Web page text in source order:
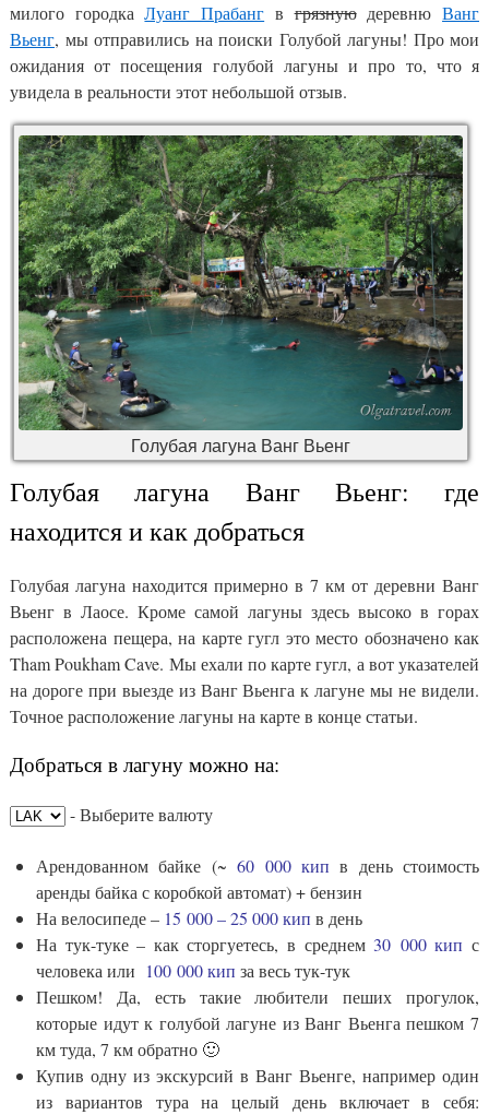
милого городкаЛуанг Прабанг вгрязнуюдеревнюВанг
Вьенг, мы отправились на поиски Голубой лагуны! Про мои
ожидания от посещения голубой лагуны и про то, что я
увидела в реальности этот небольшой отзыв.
Голубая лагуна Ванг Вьенг
Голубая лагуна Ванг Вьенг: где
находится и как добраться
Голубая лагуна находится примерно в 7 км от деревни Ванг
Вьенг в Лаосе. Кроме самой лагуны здесь высоко в горах
расположена пещера, на карте гугл это место обозначено как
Tham Poukham Cave. Мы ехали по карте гугл, а вот указателей
на дороге при выезде из Ванг Вьенга к лагуне мы не видели.
Точное расположение лагуны на карте в конце статьи.
Добраться в лагуну можно на:
- Выберите валюту
Арендованном байке (~60 000 кип в день стоимость
аренды байка с коробкой автомат) + бензин
На велосипеде – 15 000 – 25 000 кип в день
На тук-туке – как сторгуетесь, в среднем 30 000 кип с
человека или 100 000 кип за весь тук-тук
Пешком! Да, есть такие любители пеших прогулок,
которые идут к голубой лагуне из Ванг Вьенга пешком 7
км туда, 7 км обратно 🙂
Купив одну из экскурсий в Ванг Вьенге, например один
из вариантов тура на целый день включает в себя: